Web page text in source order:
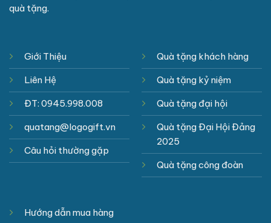
quà tặng.
Giới Thiệu
Liên Hệ
ĐT: 0945.998.008
quatang@logogift.vn
Câu hỏi thường gặp
Quà tặng khách hàng
Quà tặng kỷ niệm
Quà tặng đại hội
Quà tặng Đại Hội Đảng
2025
Quà tặng công đoàn
Hướng dẫn mua hàng